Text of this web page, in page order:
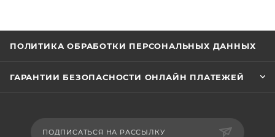
ПОЛИТИКА ОБРАБОТКИ ПЕРСОНАЛЬНЫХ ДАННЫХ
ГАРАНТИИ БЕЗОПАСНОСТИ ОНЛАЙН ПЛАТЕЖЕЙ
ПОДПИСАТЬСЯ НА РАССЫЛКУ